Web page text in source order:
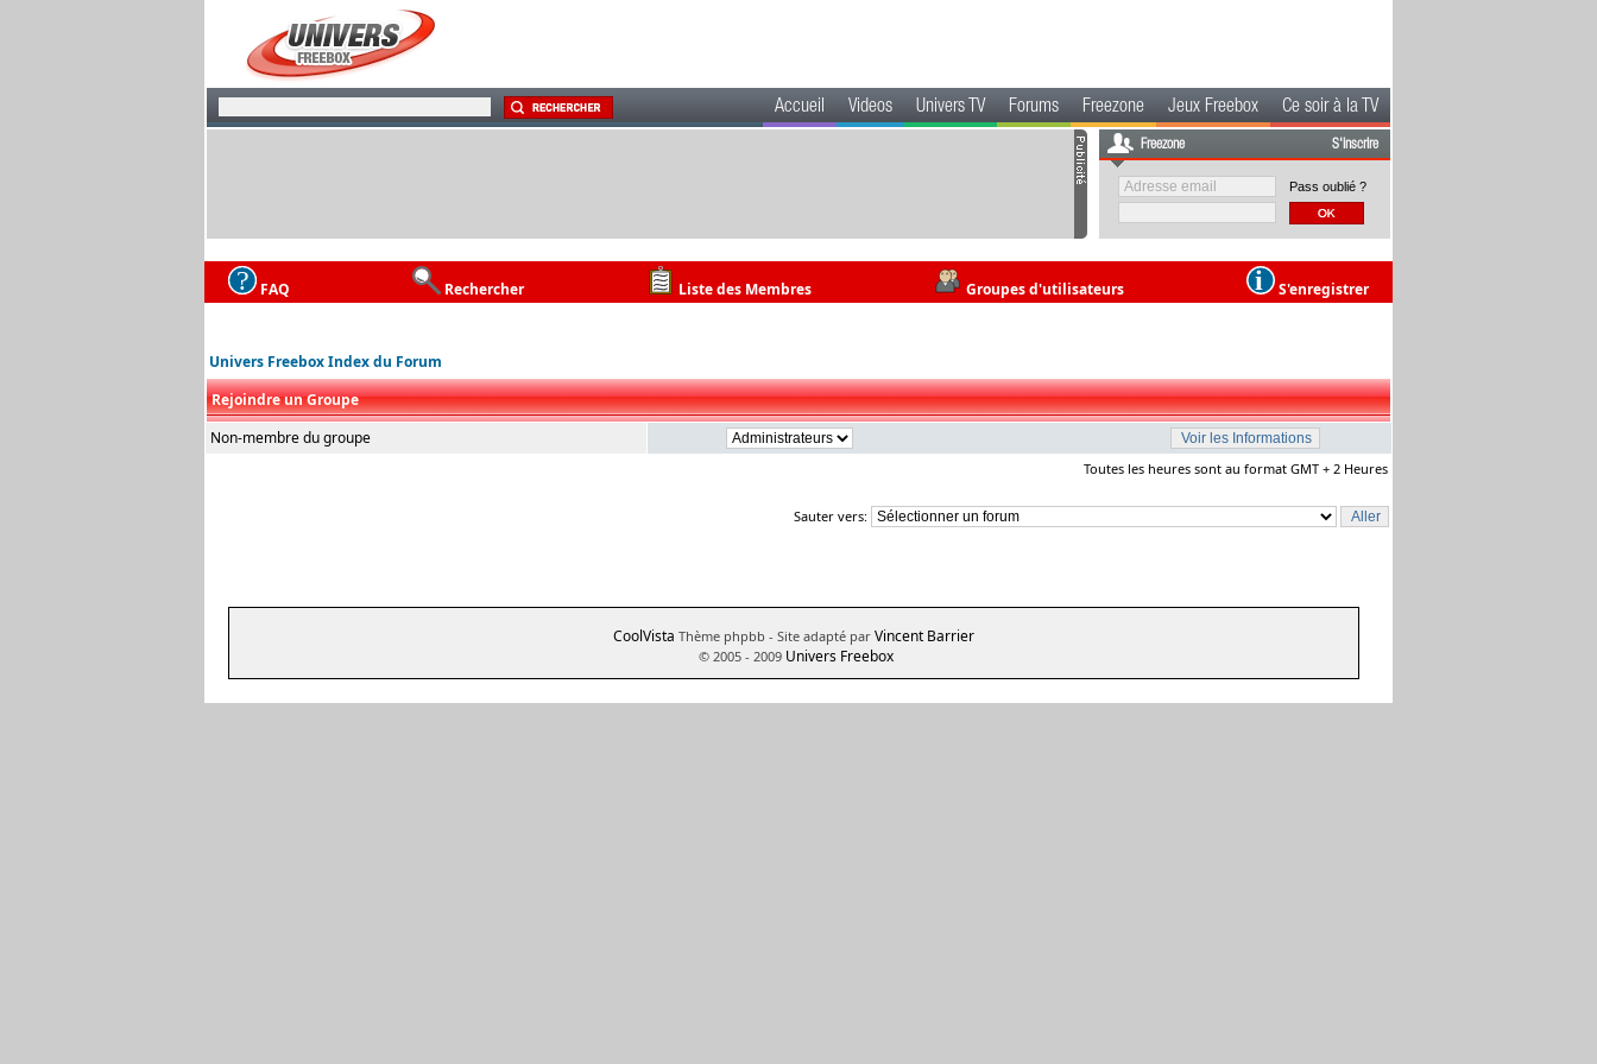
Accueil Videos Univers TV Forums Freezone Jeux Freebox Ce soir à la TV
Freezone S'inscrire
Pass oublié ?
FAQ Rechercher Liste des Membres Groupes d'utilisateurs S'enregistrer
Univers Freebox Index du Forum
Rejoindre un Groupe
Non-membre du groupe
Toutes les heures sont au format GMT + 2 Heures
Sauter vers:
CoolVista Thème phpbb - Site adapté par Vincent Barrier
© 2005 - 2009 Univers Freebox